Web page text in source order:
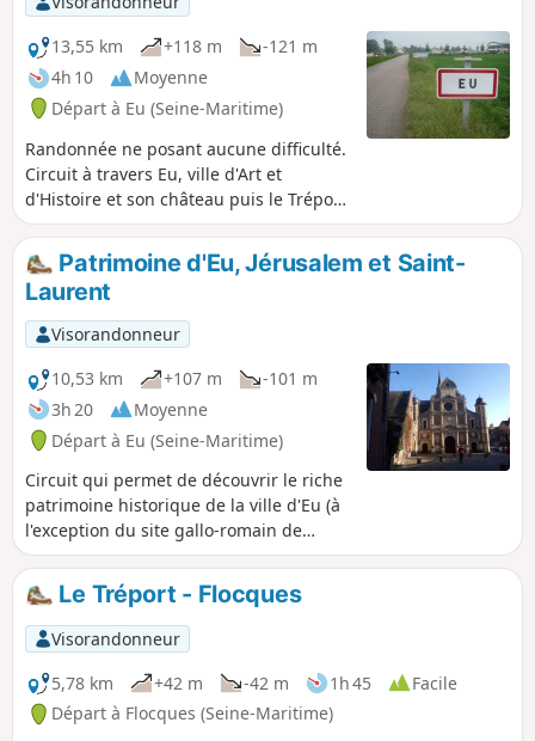
13,55 km
+118 m
-121 m
4h 10
Moyenne
Départ à Eu (Seine-Maritime)
Randonnée ne posant aucune difficulté.
Circuit à travers Eu, ville d'Art et
d'Histoire et son château puis le Tréport
et son port.
Patrimoine d'Eu, Jérusalem et Saint-
Laurent
Visorandonneur
10,53 km
+107 m
-101 m
3h 20
Moyenne
Départ à Eu (Seine-Maritime)
Circuit qui permet de découvrir le riche
patrimoine historique de la ville d'Eu (à
l'exception du site gallo-romain de
Briga) et s'élève sur les hauteurs
embrassant la vallée de la Bresle de la
mer jusque loin à l'intérieur des terres.
Le Tréport - Flocques
Visorandonneur
5,78 km
+42 m -42 m 1h 45
Facile
Départ à Flocques (Seine-Maritime)